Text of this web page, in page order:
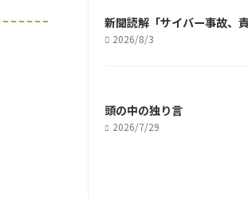
新聞読解「サイバー事故、
2026/8/3
頭の中の独り言
2026/7/29